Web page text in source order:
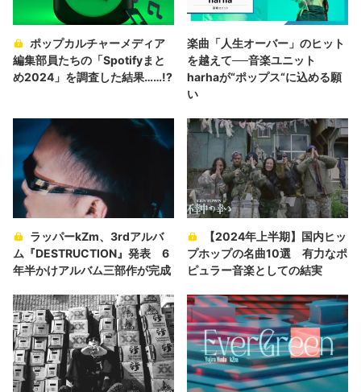
ポップカルチャーメディア
編集部員たちの「Spotifyまと
め2024」を調査した結果……!?
楽曲「人生オーバー」のヒット
を越えて──音楽ユニット
harhaが“ポップス“に込める願
い
ラッパーkZm、3rdアルバ
ム『DESTRUCTION』発表 6
年半かけアルバム三部作が完成
【2024年上半期】国内ヒッ
プホップの名曲10選 有力なポ
ピュラー音楽としての結実